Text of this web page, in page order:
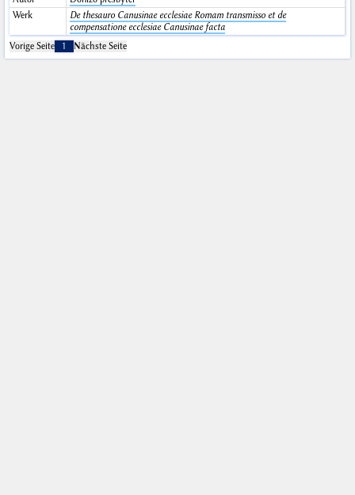
Werk
De thesauro Canusinae ecclesiae Romam transmisso et de
compensatione ecclesiae Canusinae facta
Vorige Seite
1 Nächste Seite